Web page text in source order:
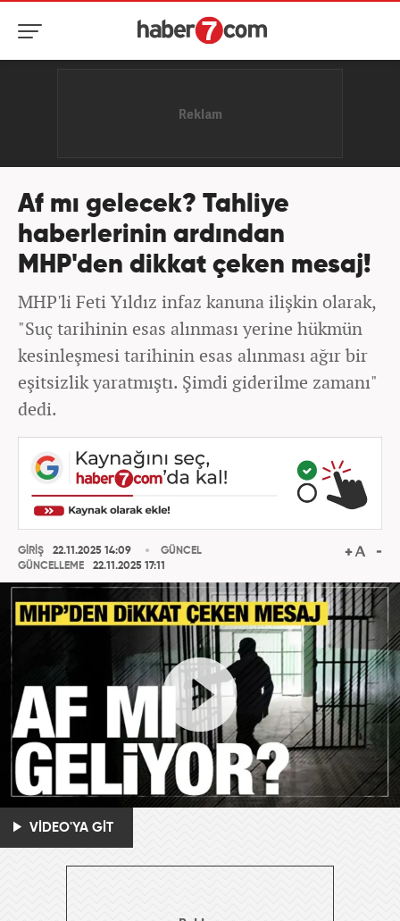
Af mı gelecek? Tahliye
haberlerinin ardından
MHP'den dikkat çeken mesaj!
MHP'li Feti Yıldız infaz kanuna ilişkin olarak,
"Suç tarihinin esas alınması yerine hükmün
kesinleşmesi tarihinin esas alınması ağır bir
eşitsizlik yaratmıştı. Şimdi giderilme zamanı"
dedi.
GİRİŞ
22.11.2025 14:09
GÜNCELLEME
22.11.2025 17:11
GÜNCEL
VİDEO'YA GİT